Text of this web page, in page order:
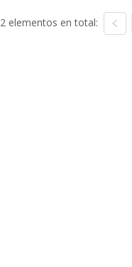
2 elementos en total: